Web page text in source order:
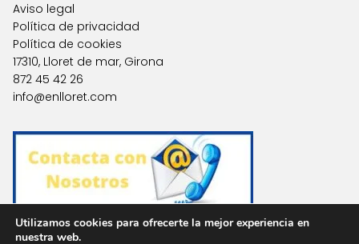
Aviso legal
Política de privacidad
Política de cookies
17310, Lloret de mar, Girona
872 45 42 26
info@enlloret.com
Utilizamos cookies para ofrecerte la mejor experiencia en
nuestra web.